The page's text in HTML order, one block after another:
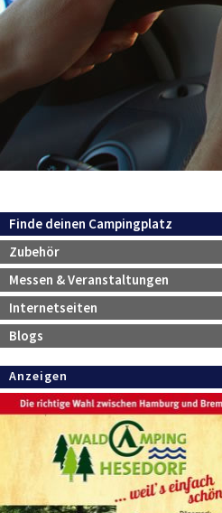
Navigation
überspringen
Finde deinen Campingplatz
Zubehör
Messen & Veranstaltungen
Internetseiten
Blogs
Anzeigen